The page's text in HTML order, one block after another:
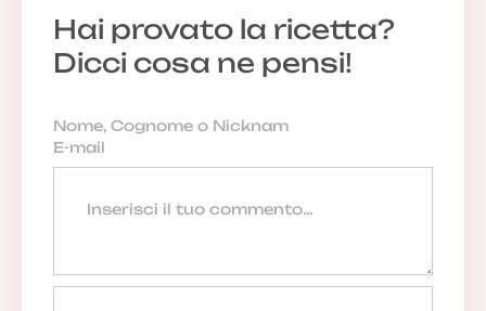
Hai provato la ricetta?
Dicci cosa ne pensi!